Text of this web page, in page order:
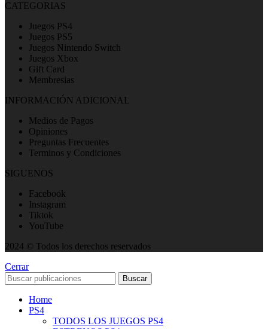
CATEGORIAS
Juegos PS4
Juegos PS5
Juegos Nintendo Switch
Juegos Xbox
Gift Card
Membresias
INFORMACIÓN ADICIONAL
Medios de Pagos
Opiniones
Preguntas Frecuentes
Terminos y Condiciones
SIGUENOS
Facebook
Instagram
Tiktok
YouTube
2024 © Todos los derechos reservados
Cerrar
Buscar
Home
PS4
TODOS LOS JUEGOS PS4